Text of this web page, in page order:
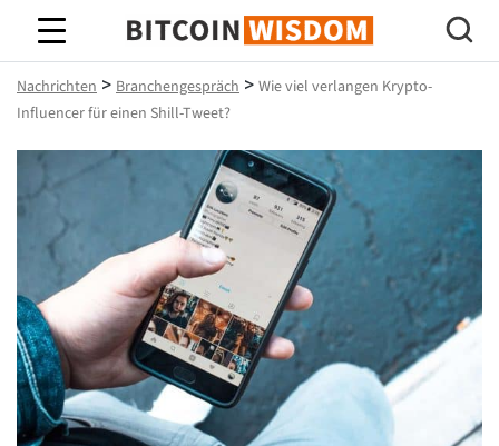
Bitcoin-Weisheit
Nachrichten > Branchengespräch > Wie viel verlangen Krypto-
Influencer für einen Shill-Tweet?